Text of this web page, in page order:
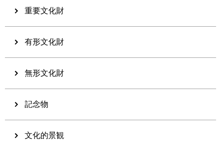
重要文化財
有形文化財
無形文化財
記念物
文化的景観